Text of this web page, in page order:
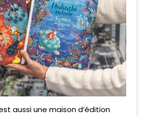
aussi une maison d’édition